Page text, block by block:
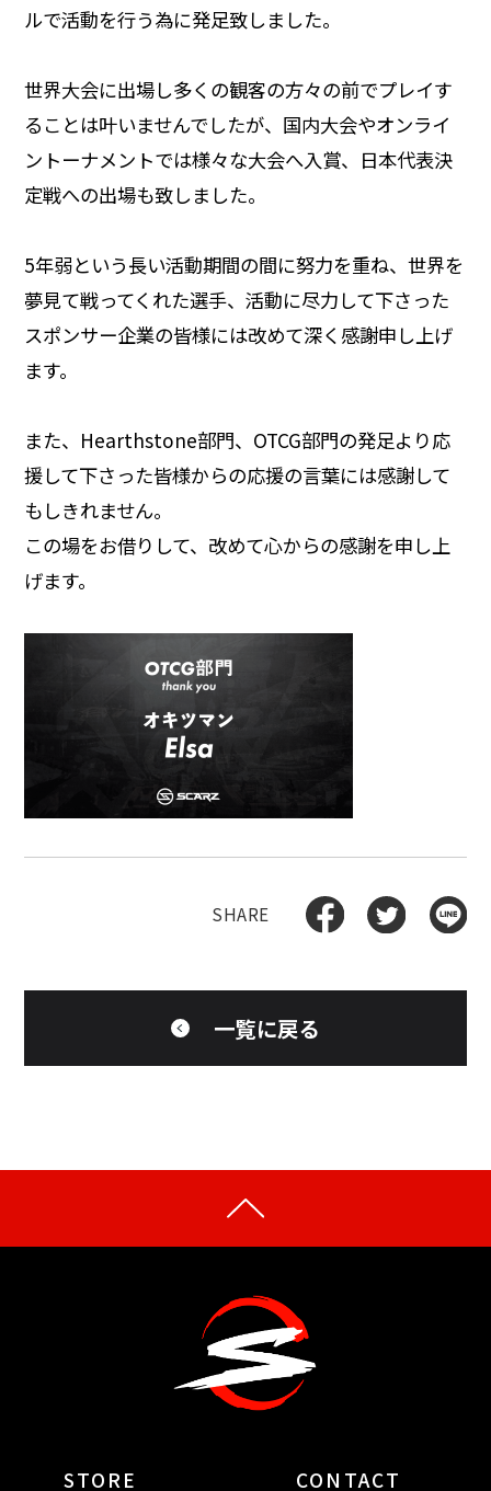
ルで活動を行う為に発足致しました。
世界大会に出場し多くの観客の方々の前でプレイす
ることは叶いませんでしたが、国内大会やオンライ
ントーナメントでは様々な大会へ入賞、日本代表決
定戦への出場も致しました。
5年弱という長い活動期間の間に努力を重ね、世界を
夢見て戦ってくれた選手、活動に尽力して下さった
スポンサー企業の皆様には改めて深く感謝申し上げ
ます。
また、Hearthstone部門、OTCG部門の発足より応
援して下さった皆様からの応援の言葉には感謝して
もしきれません。
この場をお借りして、改めて心からの感謝を申し上
げます。
一覧に戻る
STORE CONTACT